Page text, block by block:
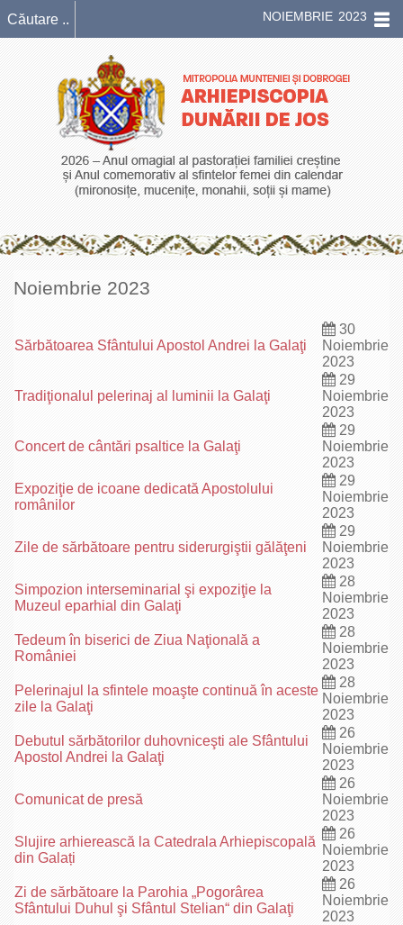
NOIEMBRIE 2023
Noiembrie 2023
Sărbătoarea Sfântului Apostol Andrei la Galaţi
30
Noiembrie
2023
Tradiţionalul pelerinaj al luminii la Galaţi
29
Noiembrie
2023
Concert de cântări psaltice la Galaţi
29
Noiembrie
2023
Expoziţie de icoane dedicată Apostolului
românilor
29
Noiembrie
2023
Zile de sărbătoare pentru siderurgiştii gălăţeni
29
Noiembrie
2023
Simpozion interseminarial şi expoziţie la
Muzeul eparhial din Galaţi
28
Noiembrie
2023
Tedeum în biserici de Ziua Naţională a
României
28
Noiembrie
2023
Pelerinajul la sfintele moaşte continuă în aceste
zile la Galaţi
28
Noiembrie
2023
Debutul sărbătorilor duhovniceşti ale Sfântului
Apostol Andrei la Galaţi
26
Noiembrie
2023
Comunicat de presă
26
Noiembrie
2023
Slujire arhierească la Catedrala Arhiepiscopală
din Galați
26
Noiembrie
2023
Zi de sărbătoare la Parohia „Pogorârea
Sfântului Duhul şi Sfântul Stelian“ din Galaţi
26
Noiembrie
2023